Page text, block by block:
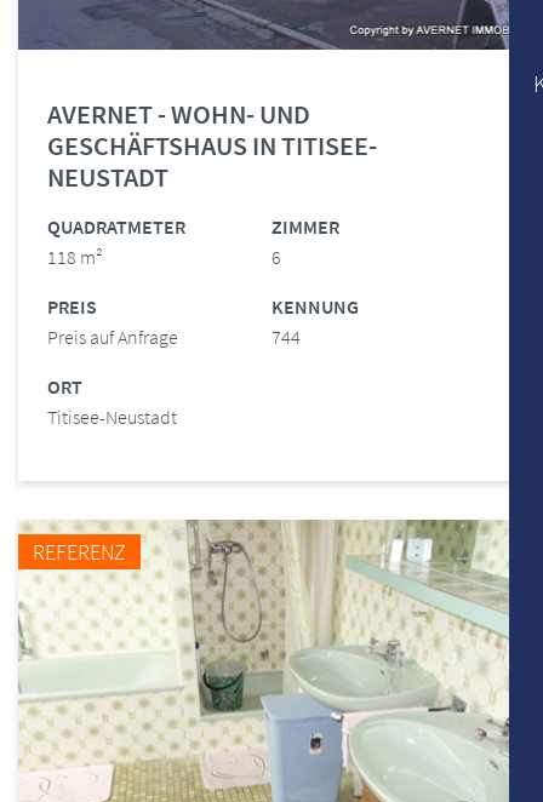
AVERNET - WOHN- UND
GESCHÄFTSHAUS IN TITISEE-
NEUSTADT
QUADRATMETER
118 m²
ZIMMER
6
PREIS
Preis auf Anfrage
KENNUNG
744
ORT
Titisee-Neustadt
REFERENZ